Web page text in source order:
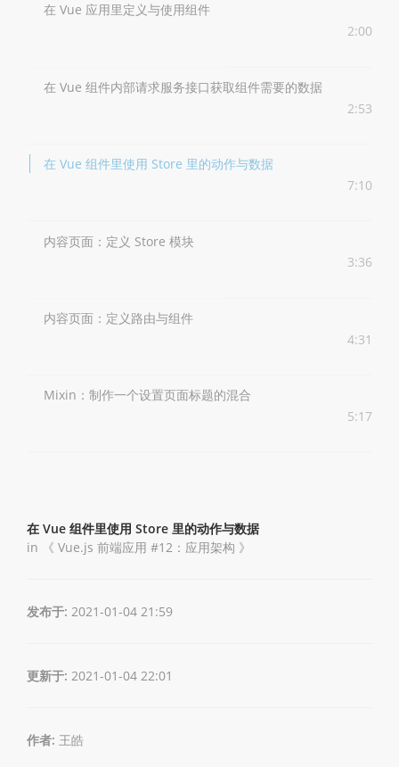
在 Vue 应用里定义与使用组件
2:00
在 Vue 组件内部请求服务接口获取组件需要的数据
2:53
在 Vue 组件里使用 Store 里的动作与数据
7:10
内容页面：定义 Store 模块
3:36
内容页面：定义路由与组件
4:31
Mixin：制作一个设置页面标题的混合
5:17
在 Vue 组件里使用 Store 里的动作与数据
in 《 Vue.js 前端应用 #12：应用架构 》
发布于: 2021-01-04 21:59
更新于: 2021-01-04 22:01
作者: 王皓